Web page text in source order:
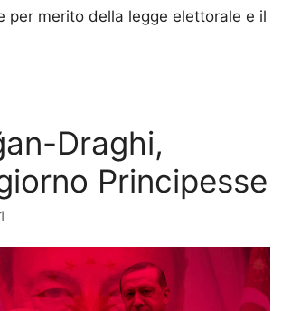
per merito della legge elettorale e il
Draghi,
Principesse